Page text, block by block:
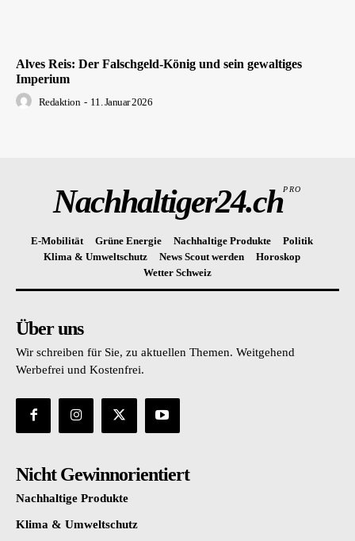
Alves Reis: Der Falschgeld-König und sein gewaltiges
Imperium
Redaktion - 11. Januar 2026
Nachhaltiger24.chPRO
E-Mobilität Grüne Energie Nachhaltige Produkte
Politik
Klima & Umweltschutz
News Scout werden
Horoskop
Wetter Schweiz
Über uns
Wir schreiben für Sie, zu aktuellen Themen. Weitgehend
Werbefrei und Kostenfrei.
Nicht Gewinnorientiert
Nachhaltige Produkte
Klima & Umweltschutz